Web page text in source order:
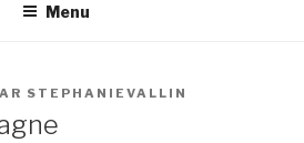
Menu
STEPHANIEVALLIN